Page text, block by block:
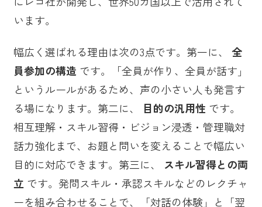
います。
幅広く選ばれる理由は次の3点です。第一に、 全
員参加の構造 です。「全員が作り、全員が話す」
というルールがあるため、声の小さい人も発言す
る場になります。第二に、
目的の汎用性 です。
相互理解・スキル習得・ビジョン浸透・管理職対
話力強化まで、お題と問いを変えることで幅広い
目的に対応できます。第三に、 スキル習得との両
立 です。発問スキル・承認スキルなどのレクチャ
ーを組み合わせることで、「対話の体験」と「翌